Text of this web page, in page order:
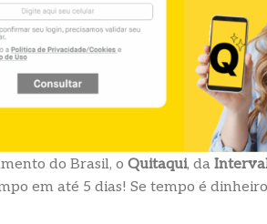
do Brasil, o Quitaqui, da
em até 5 dias! Se tempo é